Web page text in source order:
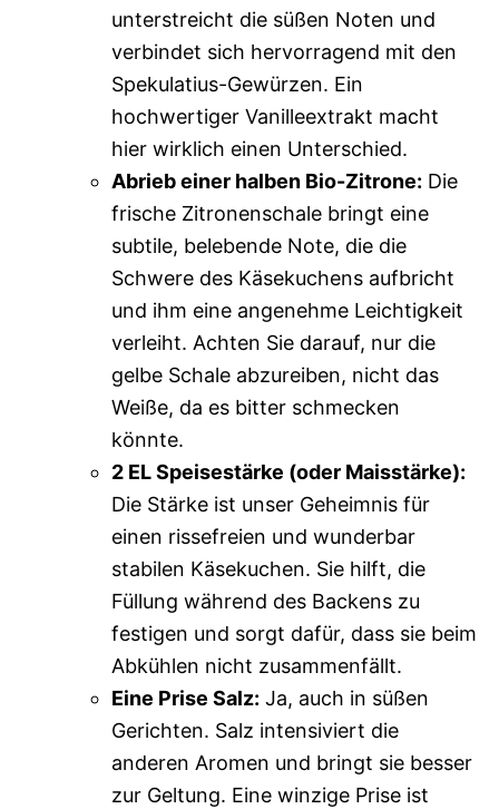
unterstreicht die süßen Noten und
verbindet sich hervorragend mit den
Spekulatius-Gewürzen. Ein
hochwertiger Vanilleextrakt macht
hier wirklich einen Unterschied.
Abrieb einer halben Bio-Zitrone: Die
frische Zitronenschale bringt eine
subtile, belebende Note, die die
Schwere des Käsekuchens aufbricht
und ihm eine angenehme Leichtigkeit
verleiht. Achten Sie darauf, nur die
gelbe Schale abzureiben, nicht das
Weiße, da es bitter schmecken
könnte.
2 EL Speisestärke (oder Maisstärke):
Die Stärke ist unser Geheimnis für
einen rissefreien und wunderbar
stabilen Käsekuchen. Sie hilft, die
Füllung während des Backens zu
festigen und sorgt dafür, dass sie beim
Abkühlen nicht zusammenfällt.
Eine Prise Salz: Ja, auch in süßen
Gerichten. Salz intensiviert die
anderen Aromen und bringt sie besser
zur Geltung. Eine winzige Prise ist